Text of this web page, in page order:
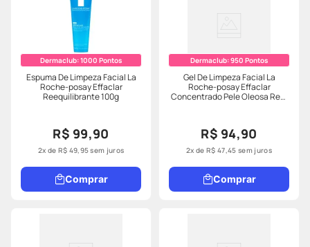
Dermaclub:1000 Pontos
Espuma De Limpeza Facial La
Roche-posay Effaclar
Reequilibrante 100g
R$ 99,90
2x de R$ 49,95sem juros
Comprar
Dermaclub:950 Pontos
Gel De Limpeza Facial La
Roche-posay Effaclar
Concentrado Pele Oleosa Refil
R$ 94,90
2x deR$ 47,45 sem juros
Comprar